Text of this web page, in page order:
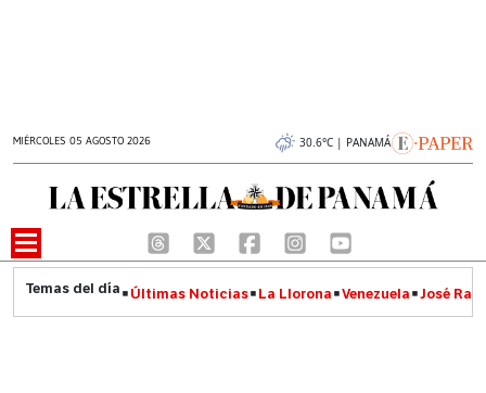
MIÉRCOLES 05 AGOSTO 2026 30.6°C | PANAMÁ
Últimas Noticias La Llorona Venezuela José